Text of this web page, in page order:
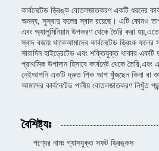
কার্বনেটেড ড্রিঙ্ক বোতলজাতকরণ একটি ধরনের
অনন্য, সুস্বাদু ফলের স্বাদ রয়েছে। এটি কোনও তাপ
এবং অ্যালুমিনিয়াম উপকরণ থেকে তৈরি করা
স্বাদ বজায় থাকেআমাদের কার্বনেটেড ড্রিংক
সারাদিন হাইড্রেটেড এবং শক্তিযুক্ত থাকার একটি
প্রাথমিক উপাদান হিসাবে কার্বনেট থেকে
নেইআপনি একটি দ্রুত পিক আপ খুঁজছেন কিনা বা
আমাদের কার্বনেটেড পানীয় বোতলজাতকরণ নিখুঁত
বৈশিষ্ট্যঃ
পণ্যের নামঃ গ্যাসযুক্ত সফট ড্রিঙ্কস